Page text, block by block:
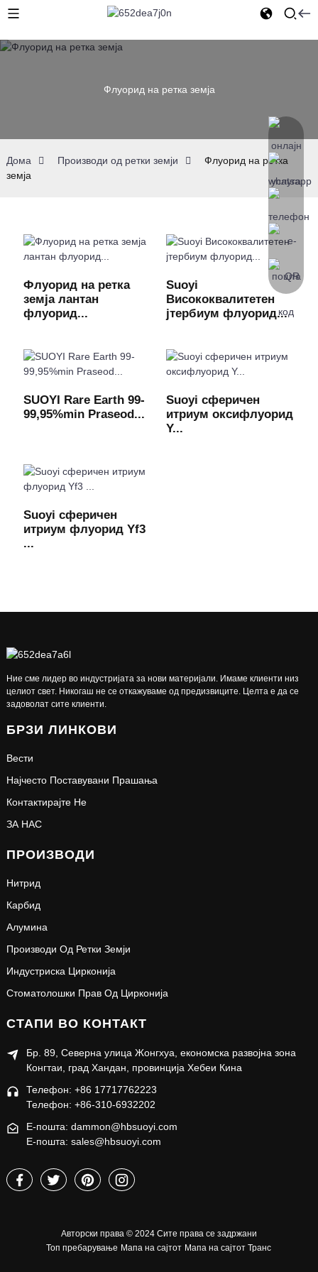
Флуорид на ретка земја
Дома Производи од ретки земји
Флуорид на ретка
земја
Флуорид на ретка
земја лантан
флуорид...
Suoyi
Висококвалитетен
јтербиум флуорид...
SUOYI Rare Earth 99-
99,95%min Praseod...
Suoyi сферичен
итриум оксифлуорид
Y...
Suoyi сферичен
итриум флуорид Yf3
...
Ние сме лидер во индустријата за нови материјали. Имаме клиенти низ
целиот свет. Никогаш не се откажуваме од предизвиците. Целта е да се
задоволат сите клиенти.
БРЗИ ЛИНКОВИ
Вести
Најчесто Поставувани Прашања
Контактирајте Не
ЗА НАС
ПРОИЗВОДИ
Нитрид
Карбид
Алумина
Производи Од Ретки Земји
Индустриска Цирконија
Стоматолошки Прав Од Цирконија
СТАПИ ВО КОНТАКТ
Бр. 89, Северна улица Жонгхуа, економска развојна зона
Конгтаи, град Хандан, провинција Хебеи Кина
Телефон: +86 17717762223
Телефон: +86-310-6932202
Е-пошта: dammon@hbsuoyi.com
Е-пошта: sales@hbsuoyi.com
Авторски права © 2024 Сите права се задржани
Топ пребарување Мапа на сајтот Мапа на сајтот Транс